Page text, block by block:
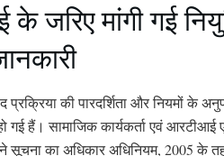
जरिए मांगी गई
प्रक्रिया की पारदर्शिता और नियमों के
गई हैं। सामाजिक कार्यकर्ता एवं आरटीआई
सूचना का अधिकार अधिनियम, 2005 के